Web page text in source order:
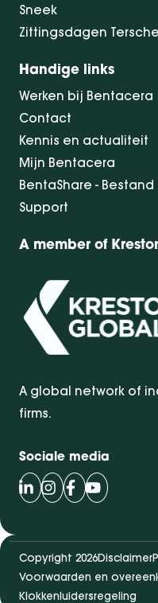
Sneek
Zittingsdagen
Handige links
Werken bij Bentacera
Contact
Kennis en actualiteit
Mijn Bentacera
BentaShare -
Support
A member of
A global network of
firms.
Sociale media
Volg Bentacera op
Volg Bentacera
VolgVolg
Copyright 2026Disclaimer
Voorwaarden en
Klokkenluidersregeling